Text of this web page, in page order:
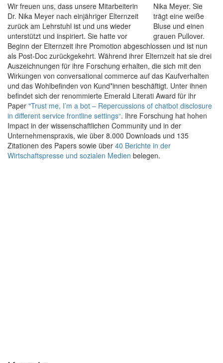
Wir freuen uns, dass unsere Mitarbeiterin
Dr. Nika Meyer nach einjähriger Elternzeit
zurück am Lehrstuhl ist und uns wieder
unterstützt und inspiriert. Sie hatte vor
Beginn der Elternzeit ihre Promotion abgeschlossen und ist nun
als Post-Doc zurückgekehrt. Während ihrer Elternzeit hat sie drei
Auszeichnungen für ihre Forschung erhalten, die sich mit den
Wirkungen von conversational commerce auf das Kaufverhalten
und das Wohlbefinden von Kund*innen beschäftigt. Unter ihnen
befindet sich der renommierte Emerald Literati Award für ihr
Paper "Trust me, I’m a bot – Repercussions of chatbot disclosure
in different service frontline settings“. Ihre Forschung hat hohen
Impact in der wissenschaftlichen Community und in der
Unternehmenspraxis, wie über 8.000 Downloads und 135
Zitationen des Papers sowie über 40 Berichte in der
Wirtschaftspresse und sozialen Medien belegen.